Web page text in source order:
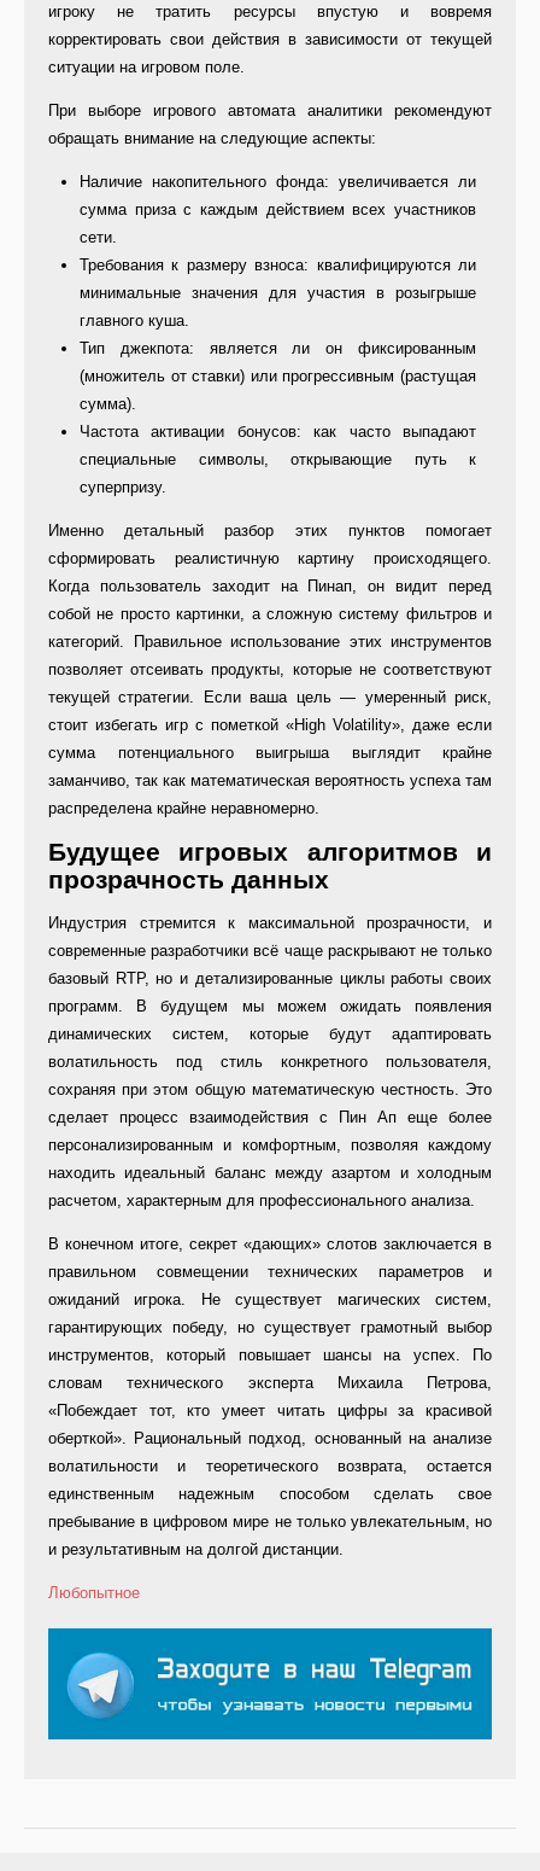
игроку не тратить ресурсы впустую и вовремя
корректировать свои действия в зависимости от текущей
ситуации на игровом поле.
При выборе игрового автомата аналитики рекомендуют
обращать внимание на следующие аспекты:
Наличие накопительного фонда: увеличивается ли
сумма приза с каждым действием всех участников
сети.
Требования к размеру взноса: квалифицируются ли
минимальные значения для участия в розыгрыше
главного куша.
Тип джекпота: является ли он фиксированным
(множитель от ставки) или прогрессивным (растущая
сумма).
Частота активации бонусов: как часто выпадают
специальные символы, открывающие путь к
суперпризу.
Именно детальный разбор этих пунктов помогает
сформировать реалистичную картину происходящего.
Когда пользователь заходит на Пинап, он видит перед
собой не просто картинки, а сложную систему фильтров и
категорий. Правильное использование этих инструментов
позволяет отсеивать продукты, которые не соответствуют
текущей стратегии. Если ваша цель — умеренный риск,
стоит избегать игр с пометкой «High Volatility», даже если
сумма потенциального выигрыша выглядит крайне
заманчиво, так как математическая вероятность успеха там
распределена крайне неравномерно.
Будущее игровых алгоритмов и
прозрачность данных
Индустрия стремится к максимальной прозрачности, и
современные разработчики всё чаще раскрывают не только
базовый RTP, но и детализированные циклы работы своих
программ. В будущем мы можем ожидать появления
динамических систем, которые будут адаптировать
волатильность под стиль конкретного пользователя,
сохраняя при этом общую математическую честность. Это
сделает процесс взаимодействия с Пин Ап еще более
персонализированным и комфортным, позволяя каждому
находить идеальный баланс между азартом и холодным
расчетом, характерным для профессионального анализа.
В конечном итоге, секрет «дающих» слотов заключается в
правильном совмещении технических параметров и
ожиданий игрока. Не существует магических систем,
гарантирующих победу, но существует грамотный выбор
инструментов, который повышает шансы на успех. По
словам технического эксперта Михаила Петрова,
«Побеждает тот, кто умеет читать цифры за красивой
оберткой». Рациональный подход, основанный на анализе
волатильности и теоретического возврата, остается
единственным надежным способом сделать свое
пребывание в цифровом мире не только увлекательным, но
и результативным на долгой дистанции.
Любопытное